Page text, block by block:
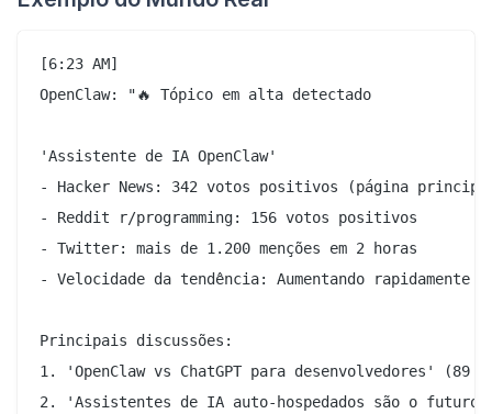
[6:23 AM]
OpenClaw: "🔥 Tópico em alta detectado
'Assistente de IA OpenClaw'
- Hacker News: 342 votos positivos (página
- Reddit r/programming: 156 votos positivos
- Twitter: mais de 1.200 menções em 2 horas
- Velocidade da tendência: Aumentando rapidamente
Principais discussões:
1. 'OpenClaw vs ChatGPT para desenvolvedores' (89
2. 'Assistentes de IA auto-hospedados são o futuro'